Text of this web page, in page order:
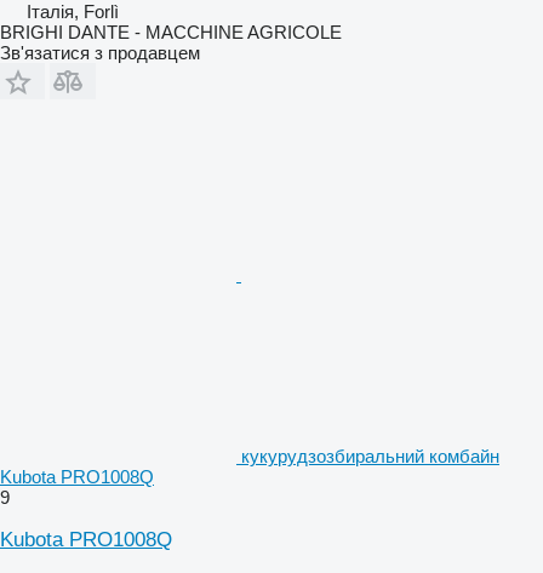
Італія, Forlì
BRIGHI DANTE - MACCHINE AGRICOLE
Зв'язатися з продавцем
кукурудзозбиральний комбайн
Kubota PRO1008Q
9
Kubota PRO1008Q